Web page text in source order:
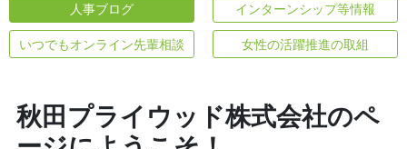
人事ブログ インターンシップ等情報
いつでもオンライン先輩相談 女性の活躍推進の取組
秋田プライウッド株式会社のペ